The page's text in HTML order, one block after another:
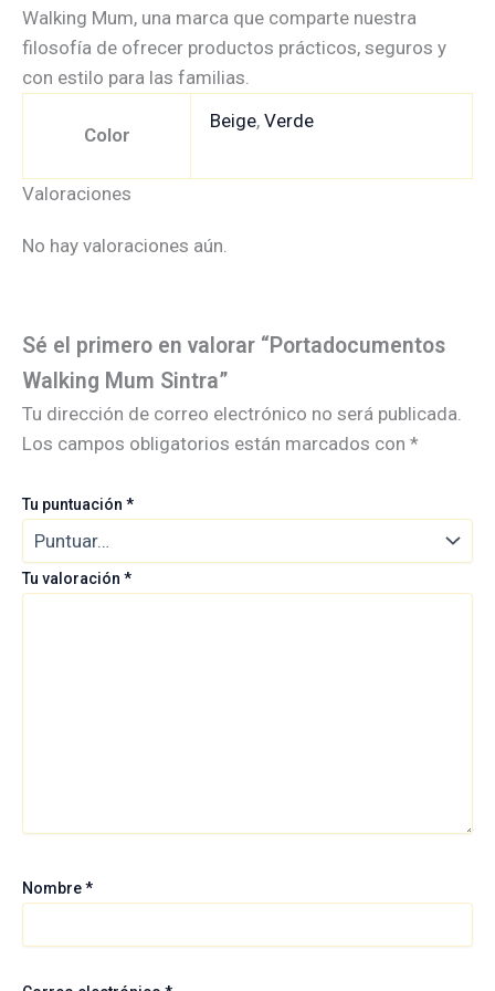
Walking Mum, una marca que comparte nuestra
filosofía de ofrecer productos prácticos, seguros y
con estilo para las familias.
Color
Beige, Verde
Valoraciones
No hay valoraciones aún.
Sé el primero en valorar “Portadocumentos
Walking Mum Sintra”
Tu dirección de correo electrónico no será publicada.
Los campos obligatorios están marcados con *
Tu puntuación *
Tu valoración *
Nombre*